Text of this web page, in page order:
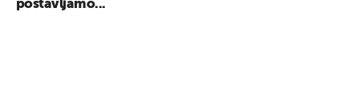
postavljamo...